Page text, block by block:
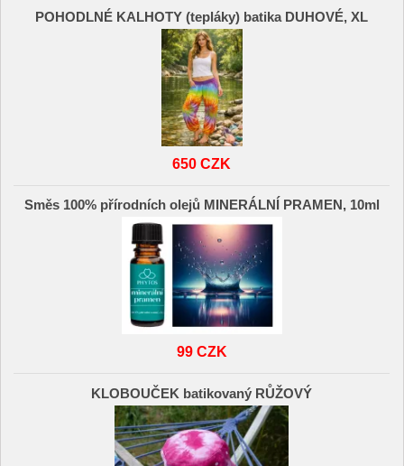
POHODLNÉ KALHOTY (tepláky) batika DUHOVÉ, XL
650 CZK
Směs 100% přírodních olejů MINERÁLNÍ PRAMEN, 10ml
99 CZK
KLOBOUČEK batikovaný RŮŽOVÝ